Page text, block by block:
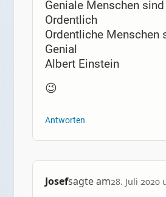
Geniale Menschen
Ordentlich
Ordentliche Menschen
Genial
Albert Einstein
😉
Antworten
Josefsagte am28. Juli 2020